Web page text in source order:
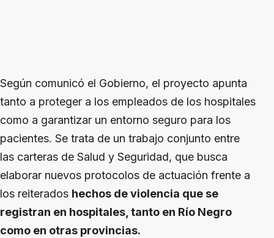
Según comunicó el Gobierno, el proyecto apunta
tanto a proteger a los empleados de los hospitales
como a garantizar un entorno seguro para los
pacientes. Se trata de un trabajo conjunto entre
las carteras de Salud y Seguridad, que busca
elaborar nuevos protocolos de actuación frente a
los reiterados hechos de violencia que se
registran en hospitales, tanto en Río Negro
como en otras provincias.